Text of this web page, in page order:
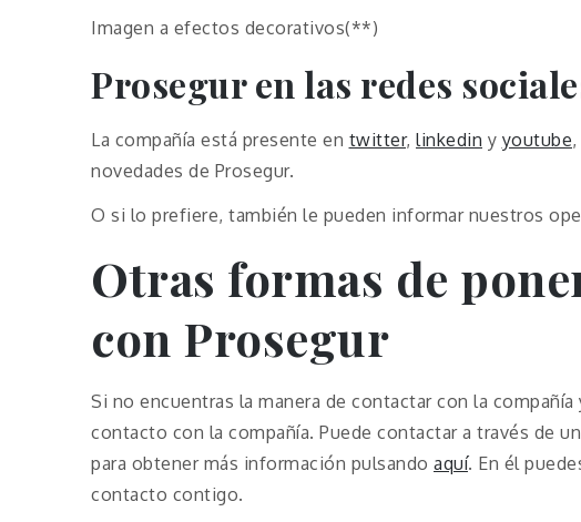
Imagen a efectos decorativos(**)
Prosegur en las redes
La compañía está presente en twitter, linkedin y youtube
novedades de Prosegur.
O si lo prefiere, también le pueden informar nuestros
Otras formas de
con Prosegur
Si no encuentras la manera de contactar con la
contacto con la compañía. Puede contactar a través de
para obtener más información pulsando aquí. En él
contacto contigo.